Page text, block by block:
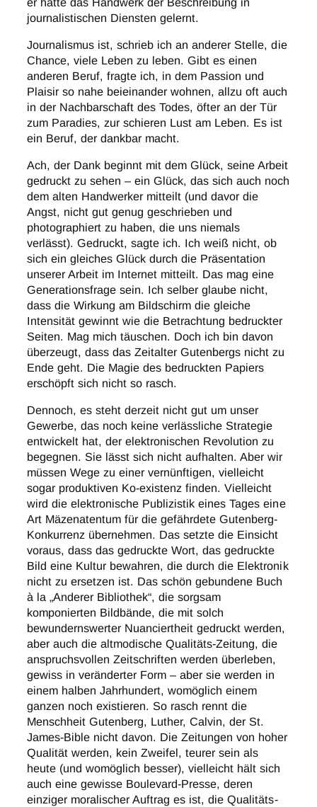
journalistischen Diensten gelernt.
Journalismus ist, schrieb ich an anderer Stelle, die
Chance, viele Leben zu leben. Gibt es einen
anderen Beruf, fragte ich, in dem Passion und
Plaisir so nahe beieinander wohnen, allzu oft auch
in der Nachbarschaft des Todes, öfter an der Tür
zum Paradies, zur schieren Lust am Leben. Es ist
ein Beruf, der dankbar macht.
Ach, der Dank beginnt mit dem Glück, seine Arbeit
gedruckt zu sehen – ein Glück, das sich auch noch
dem alten Handwerker mitteilt (und davor die
Angst, nicht gut genug geschrieben und
photographiert zu haben, die uns niemals
verlässt). Gedruckt, sagte ich. Ich weiß nicht, ob
sich ein gleiches Glück durch die Präsentation
unserer Arbeit im Internet mitteilt. Das mag eine
Generationsfrage sein. Ich selber glaube nicht,
dass die Wirkung am Bildschirm die gleiche
Intensität gewinnt wie die Betrachtung bedruckter
Seiten. Mag mich täuschen. Doch ich bin davon
überzeugt, dass das Zeitalter Gutenbergs nicht zu
Ende geht. Die Magie des bedruckten Papiers
erschöpft sich nicht so rasch.
Dennoch, es steht derzeit nicht gut um unser
Gewerbe, das noch keine verlässliche Strategie
entwickelt hat, der elektronischen Revolution zu
begegnen. Sie lässt sich nicht aufhalten. Aber wir
müssen Wege zu einer vernünftigen, vielleicht
sogar produktiven Ko-existenz finden. Vielleicht
wird die elektronische Publizistik eines Tages eine
Art Mäzenatentum für die gefährdete Gutenberg-
Konkurrenz übernehmen. Das setzte die Einsicht
voraus, dass das gedruckte Wort, das gedruckte
Bild eine Kultur bewahren, die durch die Elektronik
nicht zu ersetzen ist. Das schön gebundene Buch
à la „Anderer Bibliothek“, die sorgsam
komponierten Bildbände, die mit solch
bewundernswerter Nuanciertheit gedruckt werden,
aber auch die altmodische Qualitäts-Zeitung, die
anspruchsvollen Zeitschriften werden überleben,
gewiss in veränderter Form – aber sie werden in
einem halben Jahrhundert, womöglich einem
ganzen noch existieren. So rasch rennt die
Menschheit Gutenberg, Luther, Calvin, der St.
James-Bible nicht davon. Die Zeitungen von hoher
Qualität werden, kein Zweifel, teurer sein als
heute (und womöglich besser), vielleicht hält sich
auch eine gewisse Boulevard-Presse, deren
einziger moralischer Auftrag es ist, die Qualitäts-